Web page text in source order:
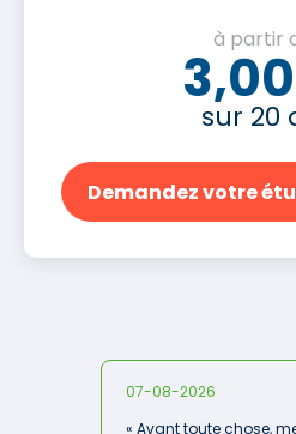
à partir
sur 20
Demandez votre
07-08-2026
« Avant toute chose, merci pour la